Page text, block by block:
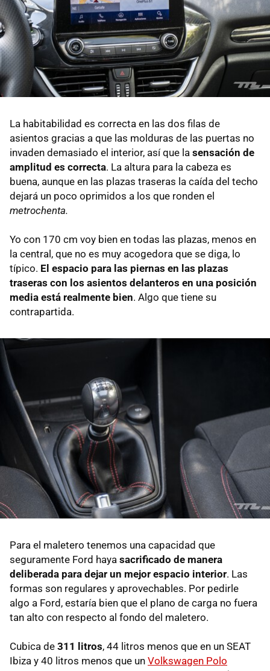
La habitabilidad es correcta en las dos filas de
asientos gracias a que las molduras de las puertas no
invaden demasiado el interior, así que la sensación de
amplitud es correcta. La altura para la cabeza es
buena, aunque en las plazas traseras la caída del techo
dejará un poco oprimidos a los que ronden el
metrochenta.
Yo con 170 cm voy bien en todas las plazas, menos en
la central, que no es muy acogedora que se diga, lo
típico. El espacio para las piernas en las plazas
traseras con los asientos delanteros en una posición
media está realmente bien. Algo que tiene su
contrapartida.
Para el maletero tenemos una capacidad que
seguramente Ford haya sacrificado de manera
deliberada para dejar un mejor espacio interior. Las
formas son regulares y aprovechables. Por pedirle
algo a Ford, estaría bien que el plano de carga no fuera
tan alto con respecto al fondo del maletero.
Cubica de 311 litros, 44 litros menos que en un SEAT
Ibiza y 40 litros menos que un Volkswagen Polo